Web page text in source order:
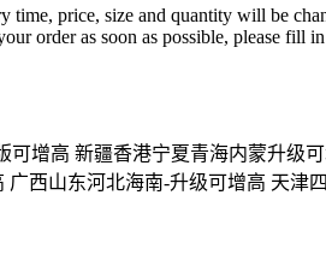
price, size and quantity will be
order as soon as possible, please fill
增高 新疆香港宁夏青海内蒙升级
西山东河北海南-升级可增高 天津